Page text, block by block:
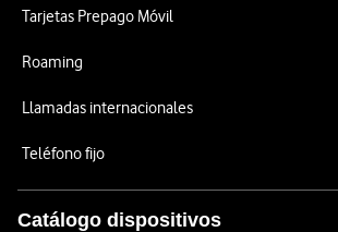
Tarjetas Prepago Móvil
Roaming
Llamadas internacionales
Teléfono fijo
Catálogo dispositivos